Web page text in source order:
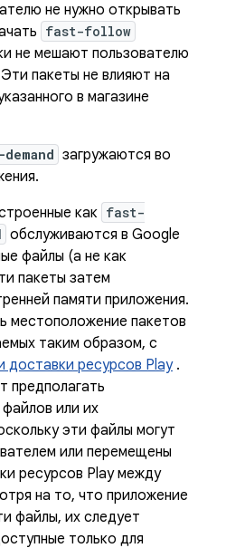
не нужно открывать
fast-follow
не мешают пользователю
пакеты не влияют на
в магазине
загружаются во
как fast-
обслуживаются в Google
файлы (а не как
пакеты затем
памяти приложения.
местоположение пакетов
таким образом, с
доставки ресурсов Play.
предполагать
или их
эти файлы могут
или перемещены
ресурсов Play между
на то, что приложение
файлы, их следует
только для